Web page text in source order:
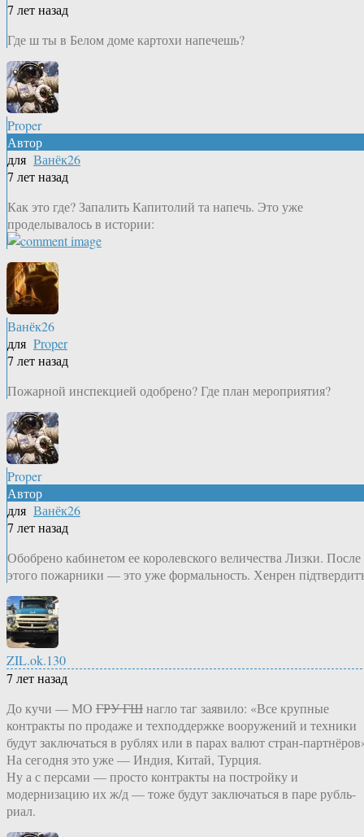
7 лет назад
Где ш ты в Белом доме картохи напечешь?
Proper
Автор
для Ванёк26
7 лет назад
Как это где? Запалить Капитолий та напечь. Это уже
проделывалось в истории:
Ванёк26
для Proper
7 лет назад
Пожарной инспекцией одобрено? Где план мероприятия?
Proper
Автор
для Ванёк26
7 лет назад
Обобрено кабинетом ее королевского величества Лизки. После
этого пожарники — это уже формальность. Хенрен
ZIL.ok.130
7 лет назад
До кучи — МО ГРУ ГШнагло таг заявило: «Все крупные
контракты по продаже и техподдержке вооружений и техники
будут заключаться в рублях или в парах валют стран-
На сегодня это уже — Индия, Китай, Турция.
Ну а с персами — просто контракты на постройку и
модернизацию их ж/д — тоже будут заключаться в паре рубль-
риал.